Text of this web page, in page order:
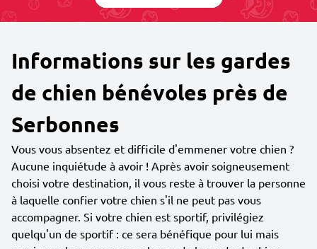
Informations sur les gardes
de chien bénévoles près de
Serbonnes
Vous vous absentez et difficile d'emmener votre chien ?
Aucune inquiétude à avoir ! Après avoir soigneusement
choisi votre destination, il vous reste à trouver la personne
à laquelle confier votre chien s'il ne peut pas vous
accompagner. Si votre chien est sportif, privilégiez
quelqu'un de sportif : ce sera bénéfique pour lui mais